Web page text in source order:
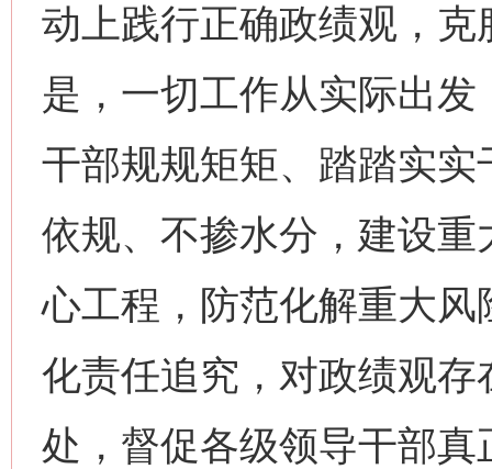
动上践行正确政绩观，
是，一切工作从实际出
干部规规矩矩、踏踏实
依规、不掺水分，建设
心工程，防范化解重大
化责任追究，对政绩观
处，督促各级领导干部
网上购药对药下症？